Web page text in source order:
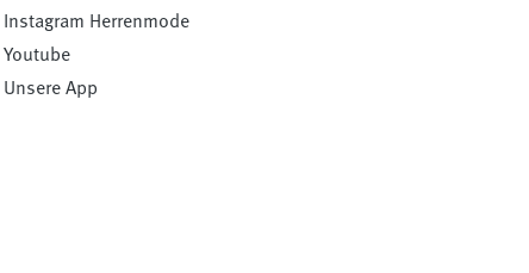
Instagram Herrenmode
Youtube
Unsere App